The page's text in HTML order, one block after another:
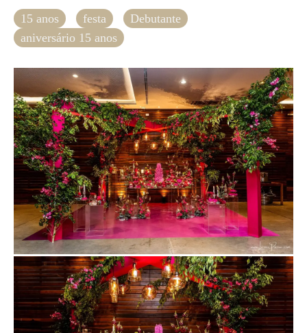
15 anos
festa
Debutante
aniversário 15 anos